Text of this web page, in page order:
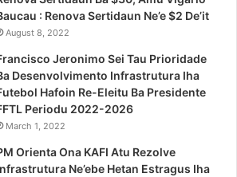
: Renova Sertidaun Ne’e $2 De’it
August 8, 2022
Jeronimo Sei Tau Prioridade
Desenvolvimento Infrastrutura Iha
Hafoin Re-Eleitu Ba Presidente
Periodu 2022-2026
March 1, 2022
Orienta Ona KAFI Atu Rezolve
Ne’ebe Hetan Estragus Iha